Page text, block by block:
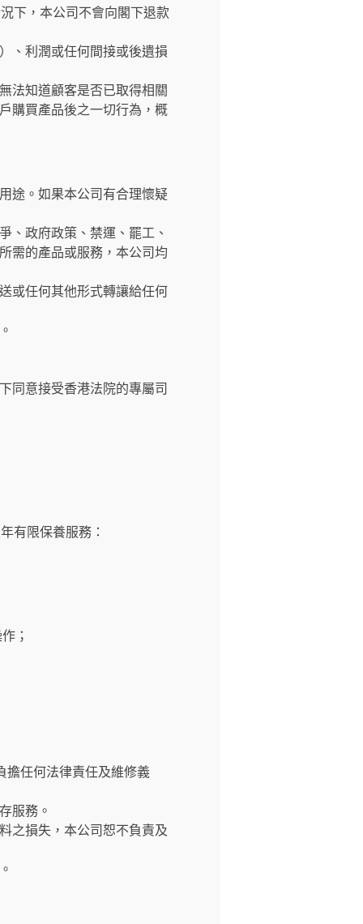
下，本公司不會向閣下退款
、利潤或任何間接或後遺損
法知道顧客是否已取得相關
購買產品後之一切行為，概
途。如果本公司有合理懷疑
、政府政策、禁運、罷工、
需的產品或服務，本公司均
或任何其他形式轉讓給任何
同意接受香港法院的專屬司
有限保養服務：
；
擔任何法律責任及維修義
服務。
之損失，本公司恕不負責及